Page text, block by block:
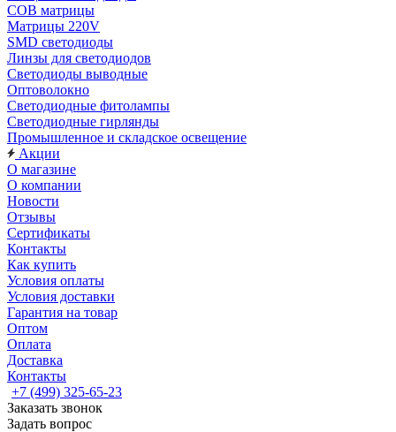
COB матрицы
Матрицы 220V
SMD светодиоды
Линзы для светодиодов
Светодиоды выводные
Оптоволокно
Светодиодные фитолампы
Светодиодные гирлянды
Промышленное и складское освещение
Акции
О магазине
О компании
Новости
Отзывы
Сертификаты
Контакты
Как купить
Условия оплаты
Условия доставки
Гарантия на товар
Оптом
Оплата
Доставка
Контакты
+7 (499) 325-65-23
Заказать звонок
Задать вопрос